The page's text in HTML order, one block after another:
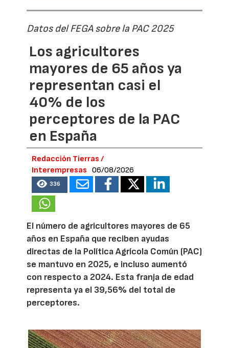
Datos del FEGA sobre la PAC 2025
Los agricultores
mayores de 65 años ya
representan casi el
40% de los
perceptores de la PAC
en España
Redacción Tierras /
Interempresas
06/08/2026
336
El número de agricultores mayores de 65
años en España que reciben ayudas
directas de la Política Agrícola Común (PAC)
se mantuvo en 2025, e incluso aumentó
con respecto a 2024. Esta franja de edad
representa ya el 39,56% del total de
perceptores.